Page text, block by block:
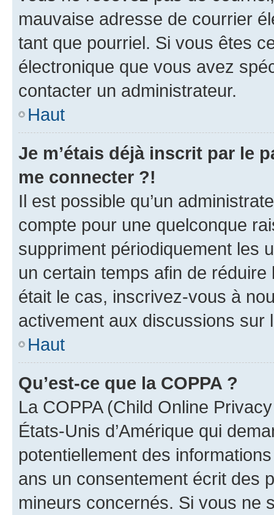
mauvaise adresse de courrier
tant que pourriel. Si vous êtes
électronique que vous avez
contacter un administrateur.
Haut
Je m’étais déjà inscrit par le
me connecter ?!
Il est possible qu’un
compte pour une quelconque
suppriment périodiquement les
un certain temps afin de
était le cas, inscrivez-vous à
activement aux discussions sur
Haut
Qu’est-ce que la COPPA ?
La COPPA (Child Online
États-Unis d’Amérique qui
potentiellement des
ans un consentement écrit des
mineurs concernés. Si vous ne